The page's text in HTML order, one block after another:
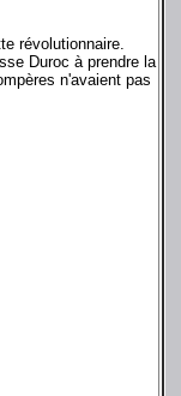
révolutionnaire.
Duroc à prendre la
n'avaient pas